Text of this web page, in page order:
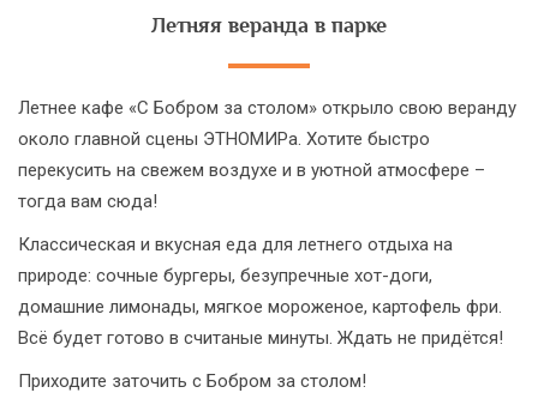
Летняя веранда в парке
Летнее кафе «С Бобром за столом» открыло свою веранду
около главной сцены ЭТНОМИРа. Хотите быстро
перекусить на свежем воздухе и в уютной атмосфере –
тогда вам сюда!
Классическая и вкусная еда для летнего отдыха на
природе: сочные бургеры, безупречные хот-доги,
домашние лимонады, мягкое мороженое, картофель фри.
Всё будет готово в считаные минуты. Ждать не придётся!
Приходите заточить с Бобром за столом!